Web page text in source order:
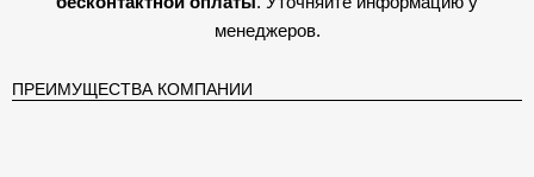
менеджеров.
ПРЕИМУЩЕСТВА КОМПАНИИ